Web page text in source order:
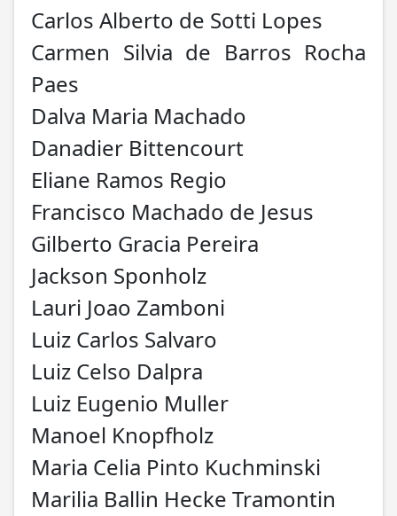
Carlos Alberto de Sotti Lopes
Carmen Silvia de Barros Rocha
Paes
Dalva Maria Machado
Danadier Bittencourt
Eliane Ramos Regio
Francisco Machado de Jesus
Gilberto Gracia Pereira
Jackson Sponholz
Lauri Joao Zamboni
Luiz Carlos Salvaro
Luiz Celso Dalpra
Luiz Eugenio Muller
Manoel Knopfholz
Maria Celia Pinto Kuchminski
Marilia Ballin Hecke Tramontin